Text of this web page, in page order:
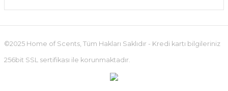
©2025 Home of Scents, Tüm Hakları Saklıdır - Kredi kartı bilgileriniz
256bit SSL sertifikası ile korunmaktadır.